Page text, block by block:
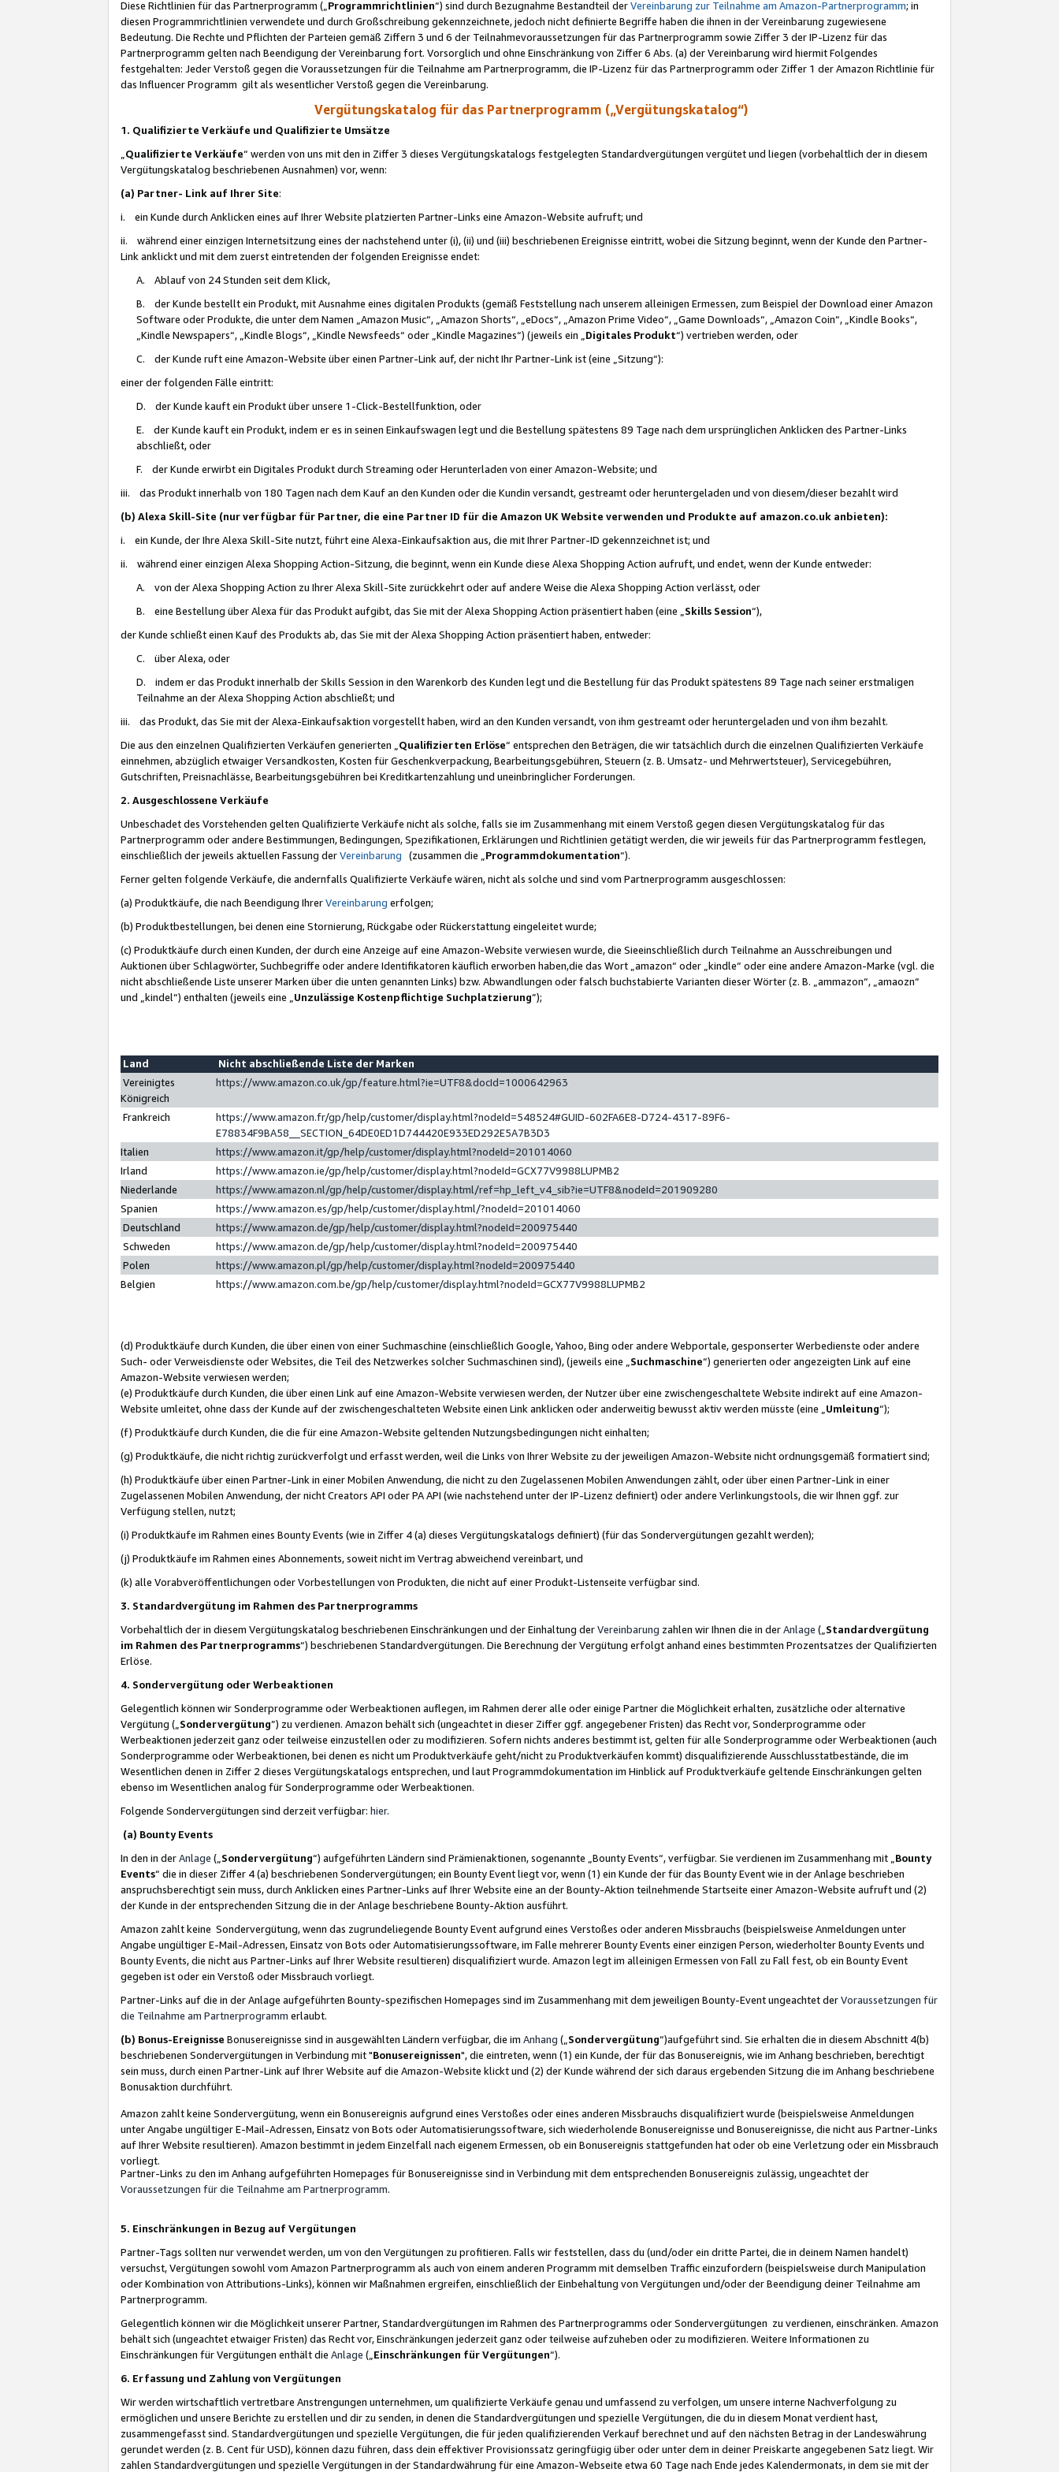
Diese Richtlinien für das Partnerprogramm („Programmrichtlinien“) sind durch Bezugnahme Bestandteil derVereinbarung zur Teilnahme am Amazon-Partnerprogramm; in
diesen Programmrichtlinien verwendete und durch Großschreibung gekennzeichnete, jedoch nicht definierte Begriffe haben die ihnen in der Vereinbarung zugewiesene
Bedeutung. Die Rechte und Pflichten der Parteien gemäß Ziffern 3 und 6 der Teilnahmevoraussetzungen für das Partnerprogramm sowie Ziffer 3 der IP-Lizenz für das
Partnerprogramm gelten nach Beendigung der Vereinbarung fort. Vorsorglich und ohne Einschränkung von Ziffer 6 Abs. (a) der Vereinbarung wird hiermit Folgendes
festgehalten: Jeder Verstoß gegen die Voraussetzungen für die Teilnahme am Partnerprogramm, die IP-Lizenz für das Partnerprogramm oder Ziffer 1 der Amazon Richtlinie für
das Influencer Programm gilt als wesentlicher Verstoß gegen die Vereinbarung.
Vergütungskatalog für das Partnerprogramm („Vergütungskatalog“)
1. Qualifizierte Verkäufe und Qualifizierte Umsätze
Qualifizierte Verkäufe“ werden von uns mit den in Ziffer 3 dieses Vergütungskatalogs festgelegten Standardvergütungen vergütet und liegen (vorbehaltlich der in diesem
Vergütungskatalog beschriebenen Ausnahmen) vor, wenn:
(a) Partner- Link auf Ihrer Site:
i. ein Kunde durch Anklicken eines auf Ihrer Website platzierten Partner-Links eine Amazon-Website aufruft; und
ii. während einer einzigen Internetsitzung eines der nachstehend unter (i), (ii) und (iii) beschriebenen Ereignisse eintritt, wobei die Sitzung beginnt, wenn der Kunde den Partner-
Link anklickt und mit dem zuerst eintretenden der folgenden Ereignisse endet:
A. Ablauf von 24 Stunden seit dem Klick,
B. der Kunde bestellt ein Produkt, mit Ausnahme eines digitalen Produkts (gemäß Feststellung nach unserem alleinigen Ermessen, zum Beispiel der Download einer Amazon
Software oder Produkte, die unter dem Namen „Amazon Music“, „Amazon Shorts“, „eDocs“, „Amazon Prime Video“, „Game Downloads“, „Amazon Coin“, „Kindle Books“,
„Kindle Newspapers“, „Kindle Blogs“, „Kindle Newsfeeds“ oder „Kindle Magazines“) (jeweils ein „ Digitales Produkt“) vertrieben werden, oder
C. der Kunde ruft eine Amazon-Website über einen Partner-Link auf, der nicht Ihr Partner-Link ist (eine „Sitzung“):
einer der folgenden Fälle eintritt:
D. der Kunde kauft ein Produkt über unsere 1-Click-Bestellfunktion, oder
E. der Kunde kauft ein Produkt, indem er es in seinen Einkaufswagen legt und die Bestellung spätestens 89 Tage nach dem ursprünglichen Anklicken des Partner-Links
abschließt, oder
F. der Kunde erwirbt ein Digitales Produkt durch Streaming oder Herunterladen von einer Amazon-Website; und
iii. das Produkt innerhalb von 180 Tagen nach dem Kauf an den Kunden oder die Kundin versandt, gestreamt oder heruntergeladen und von diesem/dieser bezahlt wird
(b) Alexa Skill-Site (nur verfügbar für Partner, die eine Partner ID für die Amazon UK Website verwenden und Produkte auf amazon.co.uk anbieten):
i. ein Kunde, der Ihre Alexa Skill-Site nutzt, führt eine Alexa-Einkaufsaktion aus, die mit Ihrer Partner-ID gekennzeichnet ist; und
ii. während einer einzigen Alexa Shopping Action-Sitzung, die beginnt, wenn ein Kunde diese Alexa Shopping Action aufruft, und endet, wenn der Kunde entweder:
A. von der Alexa Shopping Action zu Ihrer Alexa Skill-Site zurückkehrt oder auf andere Weise die Alexa Shopping Action verlässt, oder
B. eine Bestellung über Alexa für das Produkt aufgibt, das Sie mit der Alexa Shopping Action präsentiert haben (eine „ Skills Session“),
der Kunde schließt einen Kauf des Produkts ab, das Sie mit der Alexa Shopping Action präsentiert haben, entweder:
C. über Alexa, oder
D. indem er das Produkt innerhalb der Skills Session in den Warenkorb des Kunden legt und die Bestellung für das Produkt spätestens 89 Tage nach seiner erstmaligen
Teilnahme an der Alexa Shopping Action abschließt; und
iii. das Produkt, das Sie mit der Alexa-Einkaufsaktion vorgestellt haben, wird an den Kunden versandt, von ihm gestreamt oder heruntergeladen und von ihm bezahlt.
Die aus den einzelnen Qualifizierten Verkäufen generierten „ Qualifizierten Erlöse“ entsprechen den Beträgen, die wir tatsächlich durch die einzelnen Qualifizierten Verkäufe
einnehmen, abzüglich etwaiger Versandkosten, Kosten für Geschenkverpackung, Bearbeitungsgebühren, Steuern (z. B. Umsatz- und Mehrwertsteuer), Servicegebühren,
Gutschriften, Preisnachlässe, Bearbeitungsgebühren bei Kreditkartenzahlung und uneinbringlicher Forderungen.
2. Ausgeschlossene Verkäufe
Unbeschadet des Vorstehenden gelten Qualifizierte Verkäufe nicht als solche, falls sie im Zusammenhang mit einem Verstoß gegen diesen Vergütungskatalog für das
Partnerprogramm oder andere Bestimmungen, Bedingungen, Spezifikationen, Erklärungen und Richtlinien getätigt werden, die wir jeweils für das Partnerprogramm festlegen,
einschließlich der jeweils aktuellen Fassung derVereinbarung (zusammen die „ Programmdokumentation“).
Ferner gelten folgende Verkäufe, die andernfalls Qualifizierte Verkäufe wären, nicht als solche und sind vom Partnerprogramm ausgeschlossen:
(a) Produktkäufe, die nach Beendigung IhrerVereinbarung erfolgen;
(b) Produktbestellungen, bei denen eine Stornierung, Rückgabe oder Rückerstattung eingeleitet wurde;
(c) Produktkäufe durch einen Kunden, der durch eine Anzeige auf eine Amazon-Website verwiesen wurde, die Sieeinschließlich durch Teilnahme an Ausschreibungen und
Auktionen über Schlagwörter, Suchbegriffe oder andere Identifikatoren käuflich erworben haben,die das Wort „amazon“ oder „kindle“ oder eine andere Amazon-Marke (vgl. die
nicht abschließende Liste unserer Marken über die unten genannten Links) bzw. Abwandlungen oder falsch buchstabierte Varianten dieser Wörter (z. B. „ammazon“, „amaozn“
und „kindel“) enthalten (jeweils eine „ Unzulässige Kostenpflichtige Suchplatzierung”);
Land
Nicht abschließende Liste der Marken
Vereinigtes
Königreich
https://www.amazon.co.uk/gp/feature.html?ie=UTF8&docId=1000642963
Frankreich
https://www.amazon.fr/gp/help/customer/display.html?nodeId=548524#GUID-602FA6E8-D724-4317-89F6-
E78834F9BA58__SECTION_64DE0ED1D744420E933ED292E5A7B3D3
Italien
https://www.amazon.it/gp/help/customer/display.html?nodeId=201014060
Irland
https://www.amazon.ie/gp/help/customer/display.html?nodeId=GCX77V9988LUPMB2
Niederlande
https://www.amazon.nl/gp/help/customer/display.html/ref=hp_left_v4_sib?ie=UTF8&nodeId=201909280
Spanien
https://www.amazon.es/gp/help/customer/display.html/?nodeId=201014060
Deutschland
https://www.amazon.de/gp/help/customer/display.html?nodeId=200975440
Schweden
https://www.amazon.de/gp/help/customer/display.html?nodeId=200975440
Polen
https://www.amazon.pl/gp/help/customer/display.html?nodeId=200975440
Belgien
https://www.amazon.com.be/gp/help/customer/display.html?nodeId=GCX77V9988LUPMB2
(d) Produktkäufe durch Kunden, die über einen von einer Suchmaschine (einschließlich Google, Yahoo, Bing oder andere Webportale, gesponserter Werbedienste oder andere
Such- oder Verweisdienste oder Websites, die Teil des Netzwerkes solcher Suchmaschinen sind), (jeweils eine „ Suchmaschine“) generierten oder angezeigten Link auf eine
Amazon-Website verwiesen werden;
(e) Produktkäufe durch Kunden, die über einen Link auf eine Amazon-Website verwiesen werden, der Nutzer über eine zwischengeschaltete Website indirekt auf eine Amazon-
Website umleitet, ohne dass der Kunde auf der zwischengeschalteten Website einen Link anklicken oder anderweitig bewusst aktiv werden müsste (eine „ Umleitung“);
(f) Produktkäufe durch Kunden, die die für eine Amazon-Website geltenden Nutzungsbedingungen nicht einhalten;
(g) Produktkäufe, die nicht richtig zurückverfolgt und erfasst werden, weil die Links von Ihrer Website zu der jeweiligen Amazon-Website nicht ordnungsgemäß formatiert sind;
(h) Produktkäufe über einen Partner-Link in einer Mobilen Anwendung, die nicht zu den Zugelassenen Mobilen Anwendungen zählt, oder über einen Partner-Link in einer
Zugelassenen Mobilen Anwendung, der nicht Creators API oder PA API (wie nachstehend unter der IP-Lizenz definiert) oder andere Verlinkungstools, die wir Ihnen ggf. zur
Verfügung stellen, nutzt;
(i) Produktkäufe im Rahmen eines Bounty Events (wie in Ziffer 4 (a) dieses Vergütungskatalogs definiert) (für das Sondervergütungen gezahlt werden);
(j) Produktkäufe im Rahmen eines Abonnements, soweit nicht im Vertrag abweichend vereinbart, und
(k) alle Vorabveröffentlichungen oder Vorbestellungen von Produkten, die nicht auf einer Produkt-Listenseite verfügbar sind.
3. Standardvergütung im Rahmen des Partnerprogramms
Vorbehaltlich der in diesem Vergütungskatalog beschriebenen Einschränkungen und der Einhaltung derVereinbarung zahlen wir Ihnen die in derAnlage („ Standardvergütung
im Rahmen des Partnerprogramms“) beschriebenen Standardvergütungen. Die Berechnung der Vergütung erfolgt anhand eines bestimmten Prozentsatzes der Qualifizierten
Erlöse.
4. Sondervergütung oder Werbeaktionen
Gelegentlich können wir Sonderprogramme oder Werbeaktionen auflegen, im Rahmen derer alle oder einige Partner die Möglichkeit erhalten, zusätzliche oder alternative
Vergütung („ Sondervergütung”) zu verdienen. Amazon behält sich (ungeachtet in dieser Ziffer ggf. angegebener Fristen) das Recht vor, Sonderprogramme oder
Werbeaktionen jederzeit ganz oder teilweise einzustellen oder zu modifizieren. Sofern nichts anderes bestimmt ist, gelten für alle Sonderprogramme oder Werbeaktionen (auch
Sonderprogramme oder Werbeaktionen, bei denen es nicht um Produktverkäufe geht/nicht zu Produktverkäufen kommt) disqualifizierende Ausschlusstatbestände, die im
Wesentlichen denen in Ziffer 2 dieses Vergütungskatalogs entsprechen, und laut Programmdokumentation im Hinblick auf Produktverkäufe geltende Einschränkungen gelten
ebenso im Wesentlichen analog für Sonderprogramme oder Werbeaktionen.
Folgende Sondervergütungen sind derzeit verfügbar: hier.
(a) Bounty Events
In den in derAnlage („ Sondervergütung“) aufgeführten Ländern sind Prämienaktionen, sogenannte „Bounty Events“, verfügbar. Sie verdienen im Zusammenhang mit „ Bounty
Events“ die in dieser Ziffer 4 (a) beschriebenen Sondervergütungen; ein Bounty Event liegt vor, wenn (1) ein Kunde der für das Bounty Event wie in der Anlage beschrieben
anspruchsberechtigt sein muss, durch Anklicken eines Partner-Links auf Ihrer Website eine an der Bounty-Aktion teilnehmende Startseite einer Amazon-Website aufruft und (2)
der Kunde in der entsprechenden Sitzung die in der Anlage beschriebene Bounty-Aktion ausführt.
Amazon zahlt keine Sondervergütung, wenn das zugrundeliegende Bounty Event aufgrund eines Verstoßes oder anderen Missbrauchs (beispielsweise Anmeldungen unter
Angabe ungültiger E-Mail-Adressen, Einsatz von Bots oder Automatisierungssoftware, im Falle mehrerer Bounty Events einer einzigen Person, wiederholter Bounty Events und
Bounty Events, die nicht aus Partner-Links auf Ihrer Website resultieren) disqualifiziert wurde. Amazon legt im alleinigen Ermessen von Fall zu Fall fest, ob ein Bounty Event
gegeben ist oder ein Verstoß oder Missbrauch vorliegt.
Partner-Links auf die in der Anlage aufgeführten Bounty-spezifischen Homepages sind im Zusammenhang mit dem jeweiligen Bounty-Event ungeachtet derVoraussetzungen für
die Teilnahme am Partnerprogramm erlaubt.
(b) Bonus-Ereignisse Bonusereignisse sind in ausgewählten Ländern verfügbar, die im Anhang („ Sondervergütung“)aufgeführt sind. Sie erhalten die in diesem Abschnitt 4(b)
beschriebenen Sondervergütungen in Verbindung mit "Bonusereignissen", die eintreten, wenn (1) ein Kunde, der für das Bonusereignis, wie im Anhang beschrieben, berechtigt
sein muss, durch einen Partner-Link auf Ihrer Website auf die Amazon-Website klickt und (2) der Kunde während der sich daraus ergebenden Sitzung die im Anhang beschriebene
Bonusaktion durchführt.
Amazon zahlt keine Sondervergütung, wenn ein Bonusereignis aufgrund eines Verstoßes oder eines anderen Missbrauchs disqualifiziert wurde (beispielsweise Anmeldungen
unter Angabe ungültiger E-Mail-Adressen, Einsatz von Bots oder Automatisierungssoftware, sich wiederholende Bonusereignisse und Bonusereignisse, die nicht aus Partner-Links
auf Ihrer Website resultieren). Amazon bestimmt in jedem Einzelfall nach eigenem Ermessen, ob ein Bonusereignis stattgefunden hat oder ob eine Verletzung oder ein Missbrauch
vorliegt.
Partner-Links zu den im Anhang aufgeführten Homepages für Bonusereignisse sind in Verbindung mit dem entsprechenden Bonusereignis zulässig, ungeachtet der
Voraussetzungen für die Teilnahme am Partnerprogramm.
5. Einschränkungen in Bezug auf Vergütungen
Partner-Tags sollten nur verwendet werden, um von den Vergütungen zu profitieren. Falls wir feststellen, dass du (und/oder ein dritte Partei, die in deinem Namen handelt)
versuchst, Vergütungen sowohl vom Amazon Partnerprogramm als auch von einem anderen Programm mit demselben Traffic einzufordern (beispielsweise durch Manipulation
oder Kombination von Attributions-Links), können wir Maßnahmen ergreifen, einschließlich der Einbehaltung von Vergütungen und/oder der Beendigung deiner Teilnahme am
Partnerprogramm.
Gelegentlich können wir die Möglichkeit unserer Partner, Standardvergütungen im Rahmen des Partnerprogramms oder Sondervergütungen zu verdienen, einschränken. Amazon
behält sich (ungeachtet etwaiger Fristen) das Recht vor, Einschränkungen jederzeit ganz oder teilweise aufzuheben oder zu modifizieren. Weitere Informationen zu
Einschränkungen für Vergütungen enthält die Anlage („ Einschränkungen für Vergütungen“).
6. Erfassung und Zahlung von Vergütungen
Wir werden wirtschaftlich vertretbare Anstrengungen unternehmen, um qualifizierte Verkäufe genau und umfassend zu verfolgen, um unsere interne Nachverfolgung zu
ermöglichen und unsere Berichte zu erstellen und dir zu senden, in denen die Standardvergütungen und spezielle Vergütungen, die du in diesem Monat verdient hast,
zusammengefasst sind. Standardvergütungen und spezielle Vergütungen, die für jeden qualifizierenden Verkauf berechnet und auf den nächsten Betrag in der Landeswährung
gerundet werden (z. B. Cent für USD), können dazu führen, dass dein effektiver Provisionssatz geringfügig über oder unter dem in deiner Preiskarte angegebenen Satz liegt. Wir
zahlen Standardvergütungen und spezielle Vergütungen in der Standardwährung für eine Amazon-Webseite etwa 60 Tage nach Ende jedes Kalendermonats, in dem sie mit der